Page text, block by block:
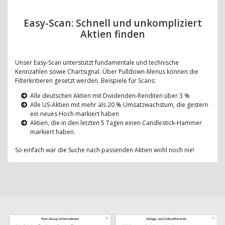
Easy-Scan: Schnell und unkompliziert
Aktien finden
Unser Easy-Scan unterstützt fundamentale und technische
Kennzahlen sowie Chartsignal. Über Pulldown-Menüs können die
Filterkritieren gesetzt werden. Beispiele für Scans:
Alle deutschen Aktien mit Dividenden-Renditen über 3 %
Alle US-Aktien mit mehr als 20 % Umsatzwachstum, die gestern
ein neues Hoch markiert haben
Aktien, die in den letzten 5 Tagen einen Candlestick-Hammer
markiert haben.
So einfach war die Suche nach passenden Aktien wohl noch nie!